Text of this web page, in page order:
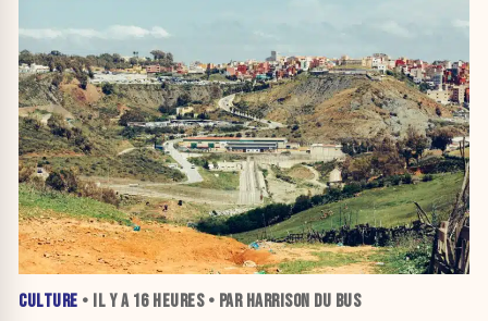
CULTURE • IL Y A 16 HEURES• PAR HARRISON DU BUS